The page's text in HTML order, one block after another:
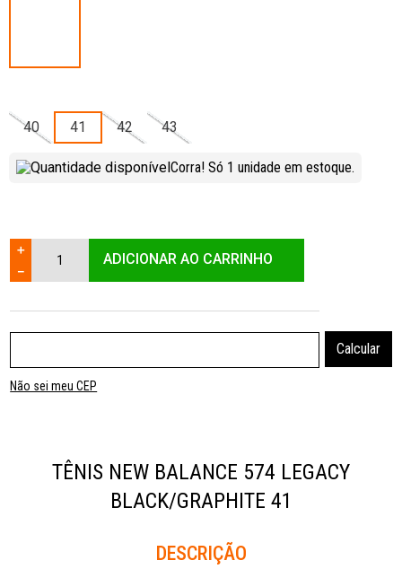
40 41 42 43
Corra! Só 1 unidade em estoque.
＋
－
ADICIONAR AO CARRINHO
Não sei meu CEP
TÊNIS NEW BALANCE 574 LEGACY
BLACK/GRAPHITE 41
Descrição